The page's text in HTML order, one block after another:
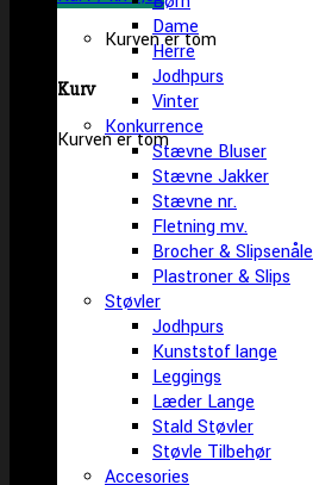
Kurven er tom
Kurv
Kurven er tom
Dame
Herre
Jodhpurs
Vinter
Konkurrence
Stævne Bluser
Stævne Jakker
Stævne nr.
Fletning mv.
Brocher & Slipsenåle
Plastroner & Slips
Støvler
Jodhpurs
Kunststof lange
Leggings
Læder Lange
Stald Støvler
Støvle Tilbehør
Accesories